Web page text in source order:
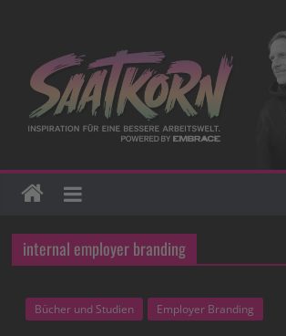
internal employer branding
Bücher und Studien Employer Branding